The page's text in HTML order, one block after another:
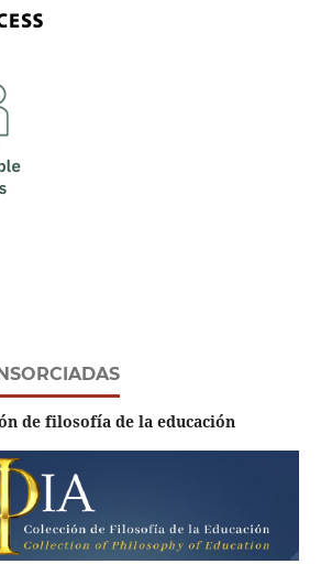
de filosofía de la educación